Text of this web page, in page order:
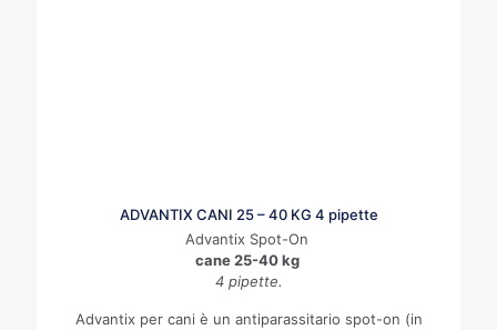
ADVANTIX CANI 25 – 40 KG 4 pipette
Advantix Spot-On
cane 25-40 kg
4 pipette.
Advantix per cani è un antiparassitario spot-on (in